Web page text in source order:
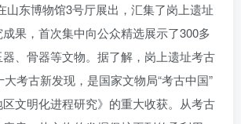
山东博物馆3号厅展出，汇集了岗上遗址
果，首次集中向公众精选展示了300多
、骨器等文物。据了解，岗上遗址考古
大考古新发现，是国家文物局“考古中国”
文明化进程研究》的重大收获。从考古
社交账号登录
QQ登录 微信登录
社交账号登录即表示同意用户协议